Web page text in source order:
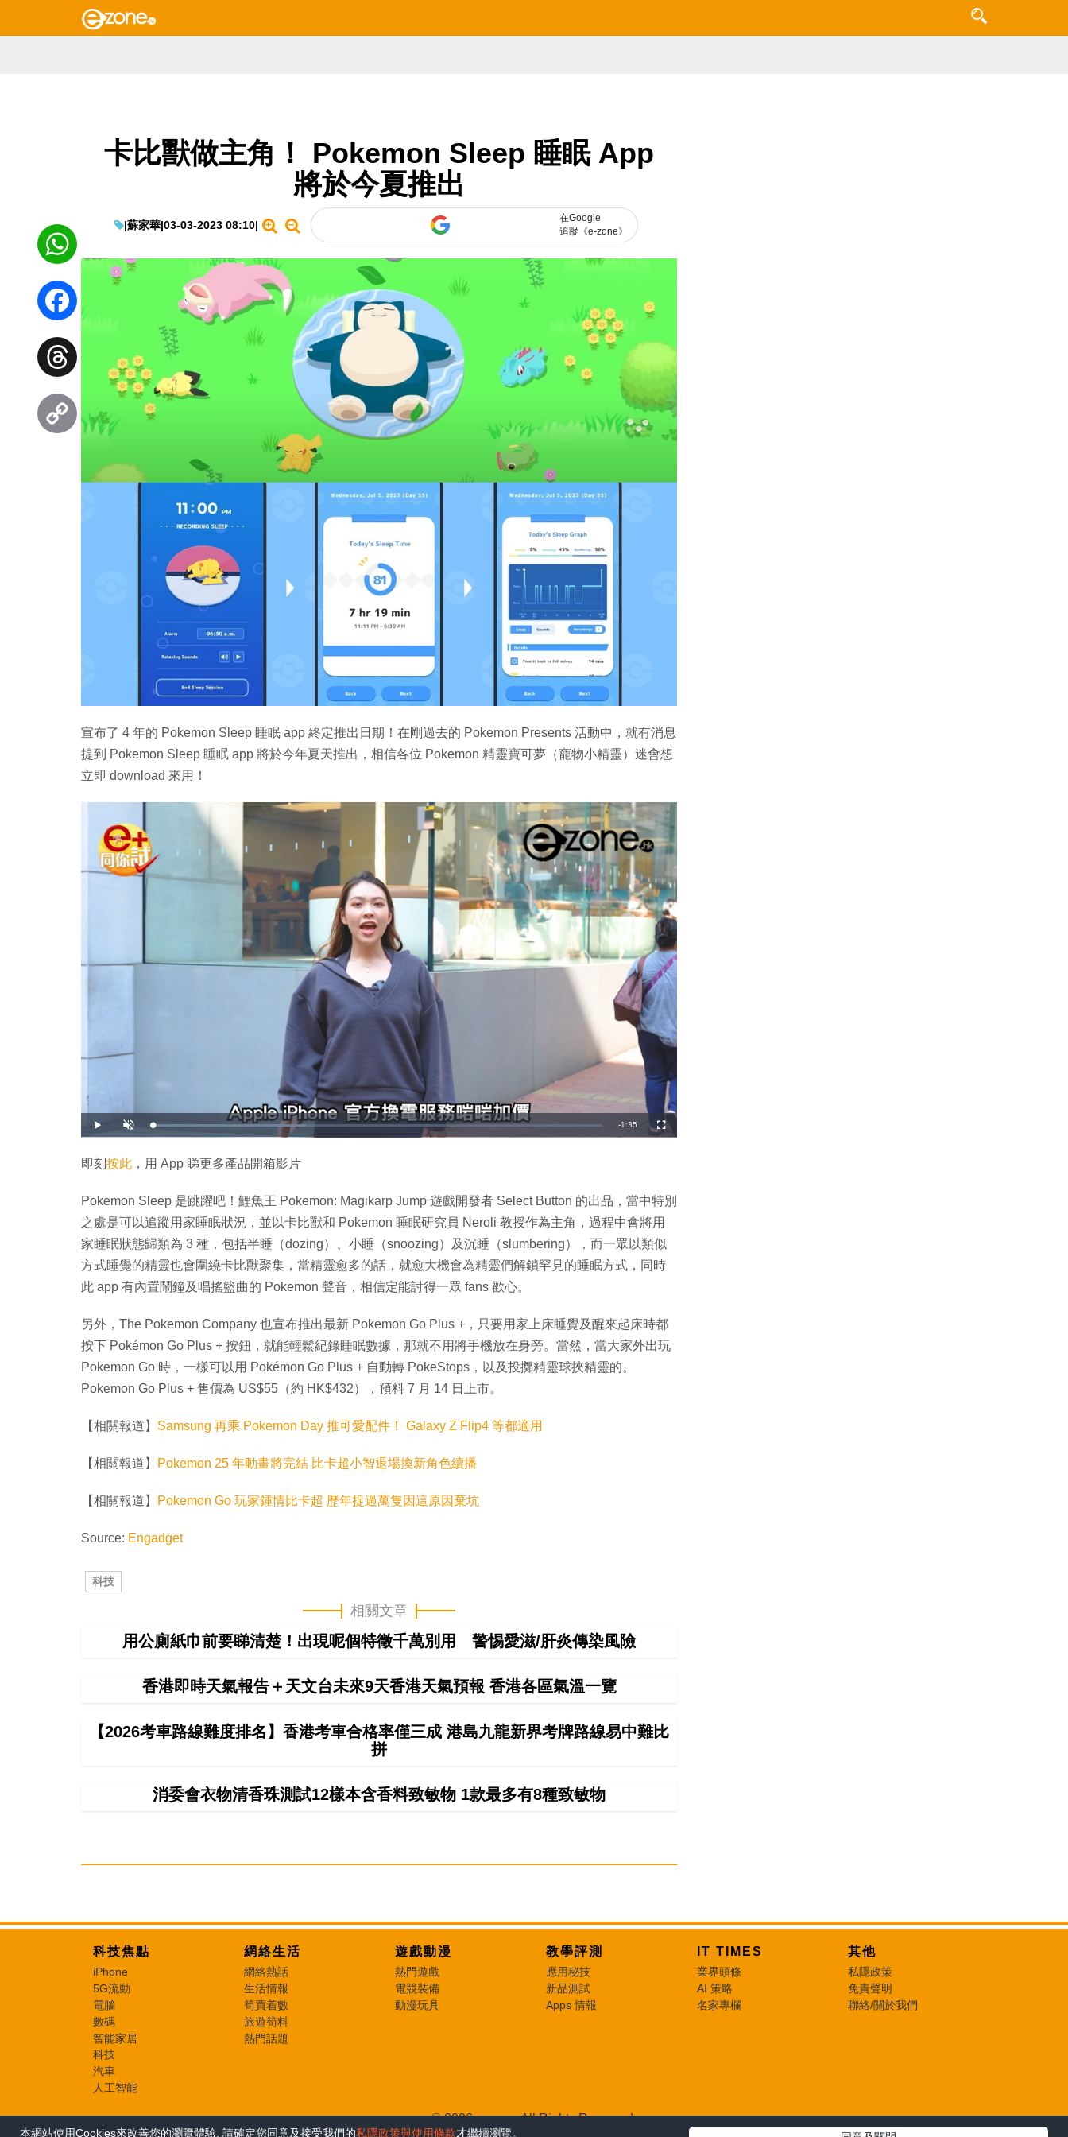
本網站使用Cookies來改善您的瀏覽體驗, 請確定您同意及接受我們的私隱政策與使用條款才繼續瀏覽。
卡比獸做主角！ Pokemon Sleep 睡眠 App
將於今夏推出
|蘇家華|03-03-2023 08:10|
在Google
追蹤《e-zone》
宣布了 4 年的 Pokemon Sleep 睡眠 app 終定推出日期！在剛過去的 Pokemon Presents 活動中，就有消息
提到 Pokemon Sleep 睡眠 app 將於今年夏天推出，相信各位 Pokemon 精靈寶可夢（寵物小精靈）迷會想
立即 download 來用！
播
放
開
啟
載
入
:
3
1
%
剩
-1:35
全
螢
即刻 按此 ，用 App 睇更多產品開箱影片
Pokemon Sleep 是跳躍吧！鯉魚王 Pokemon: Magikarp Jump 遊戲開發者 Select Button 的出品，當中特別
之處是可以追蹤用家睡眠狀況，並以卡比獸和 Pokemon 睡眠研究員 Neroli 教授作為主角，過程中會將用
家睡眠狀態歸類為 3 種，包括半睡（dozing）、小睡（snoozing）及沉睡（slumbering），而一眾以類似
方式睡覺的精靈也會圍繞卡比獸聚集，當精靈愈多的話，就愈大機會為精靈們解鎖罕見的睡眠方式，同時
此 app 有內置鬧鐘及唱搖籃曲的 Pokemon 聲音，相信定能討得一眾 fans 歡心。
另外，The Pokemon Company 也宣布推出最新 Pokemon Go Plus +，只要用家上床睡覺及醒來起床時都
按下 Pokémon Go Plus + 按鈕，就能輕鬆紀錄睡眠數據，那就不用將手機放在身旁。當然，當大家外出玩
Pokemon Go 時，一樣可以用 Pokémon Go Plus + 自動轉 PokeStops，以及投擲精靈球挾精靈的。
Pokemon Go Plus + 售價為 US$55（約 HK$432），預料 7 月 14 日上市。
【相關報道】 Samsung 再乘 Pokemon Day 推可愛配件！ Galaxy Z Flip4 等都適用
【相關報道】 Pokemon 25 年動畫將完結 比卡超小智退場換新角色續播
【相關報道】 Pokemon Go 玩家鍾情比卡超 歷年捉過萬隻因這原因棄坑
Source: Engadget
科技
相關文章
用公廁紙巾前要睇清楚！出現呢個特徵千萬別用 警惕愛滋/肝炎傳染風險
香港即時天氣報告＋天文台未來9天香港天氣預報 香港各區氣溫一覽
【2026考車路線難度排名】香港考車合格率僅三成 港島九龍新界考牌路線易中難比
拼
消委會衣物清香珠測試12樣本含香料致敏物 1款最多有8種致敏物
WhatsApp
Facebook
Threads
Link
科技焦點
iPhone
5G流動
電腦
數碼
智能家居
科技
汽車
人工智能
網絡生活
網絡熱話
生活情報
筍買着數
旅遊筍料
熱門話題
遊戲動漫
熱門遊戲
電競裝備
動漫玩具
教學評測
應用秘技
新品測試
Apps 情報
IT TIMES
業界頭條
AI 策略
名家專欄
其他
私隱政策
免責聲明
聯絡/關於我們
© 2026 e-zone. All Rights Reserved.